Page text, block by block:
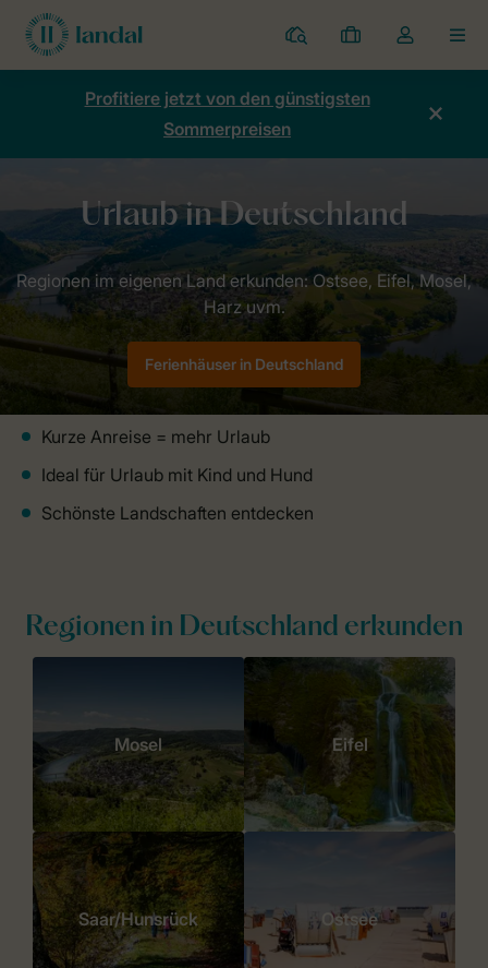
Ferienparks
Meine
Buchungen
Dropdown-
Menü
Kontos
Profitiere jetzt von den günstigsten
Sommerpreisen
Länder Deutschland
Ferienhäuser in Deutschland
Kurze Anreise = mehr Urlaub
Ideal für Urlaub mit Kind und Hund
Schönste Landschaften entdecken
Regionen in Deutschland erkunden
Mosel Eifel
Saar/Hunsrück Ostsee